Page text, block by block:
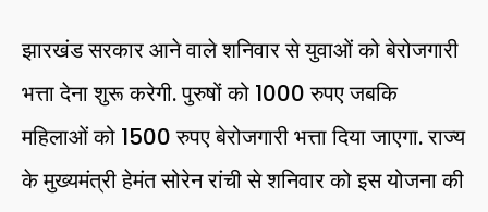
झारखंड सरकार आने वाले शनिवार से युवाओं को बेरोजगारी
भत्ता देना शुरू करेगी. पुरुषों को 1000 रुपए जबकि
महिलाओं को 1500 रुपए बेरोजगारी भत्ता दिया जाएगा. राज्य
के मुख्यमंत्री हेमंत सोरेन रांची से शनिवार को इस योजना की